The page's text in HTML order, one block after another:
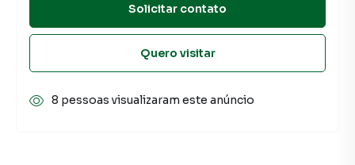
Solicitar contato
Quero visitar
8 pessoas visualizaram este anúncio